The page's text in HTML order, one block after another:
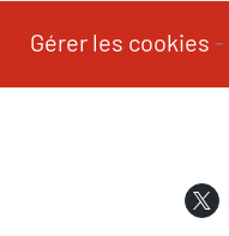
Gérer les cookies -